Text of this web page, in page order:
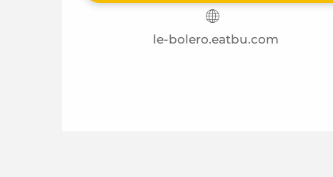
le-bolero.eatbu.com